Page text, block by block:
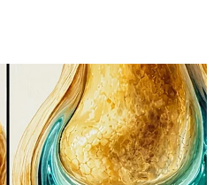
berdepan hukuman
penjara antara 15
Klik di sini!